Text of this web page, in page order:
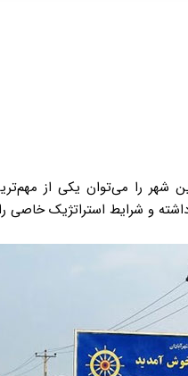
شهر را می‌توان یکی از
داشته و شرایط استراتژیک